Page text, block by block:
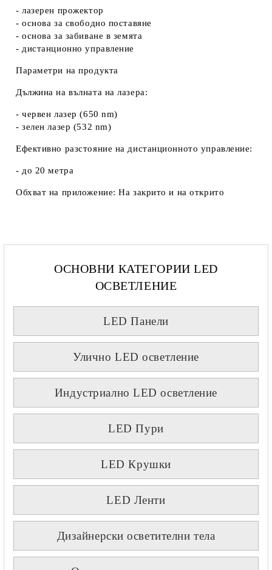
- лазерен прожектор
- основа за свободно поставяне
- основа за забиване в земята
- дистанционно управление
Параметри на продукта
Дължина на вълната на лазера:
- червен лазер (650 nm)
- зелен лазер (532 nm)
Ефективно разстояние на дистанционното управление:
- до 20 метра
Обхват на приложение: На закрито и на открито
ОСНОВНИ КАТЕГОРИИ LED
ОСВЕТЛЕНИЕ
LED Панели
Улично LED осветление
Индустриално LED осветление
LED Пури
LED Крушки
LED Ленти
Дизайнерски осветителни тела